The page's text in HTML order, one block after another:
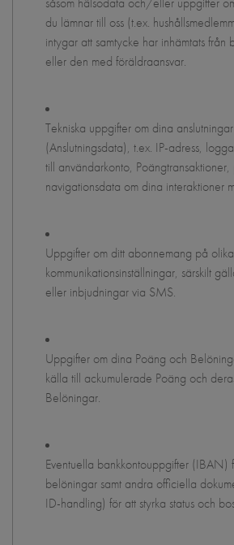
du lämnar till oss (t.ex.
intygar att samtycke har inhämtats från
eller den med föräldraansvar.
Tekniska uppgifter om dina
(Anslutningsdata), t.ex. IP-adress,
till användarkonto,
navigationsdata om dina interaktioner
Uppgifter om ditt abonnemang på
kommunikationsinställningar, särskilt
eller inbjudningar via SMS.
Uppgifter om dina Poäng och
källa till ackumulerade Poäng och
Belöningar.
Eventuella bankkontouppgifter (IBAN)
belöningar samt andra officiella
ID-handling) för att styrka status och